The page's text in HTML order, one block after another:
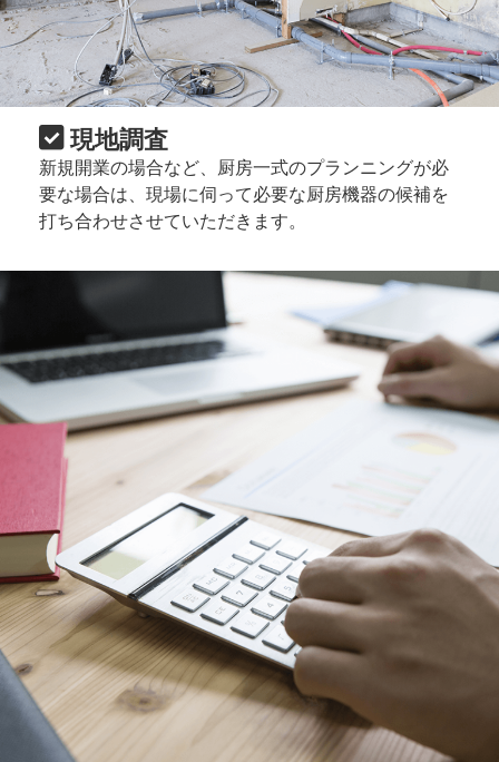
現地調査
新規開業の場合など、厨房一式のプランニングが必
要な場合は、現場に伺って必要な厨房機器の候補を
打ち合わせさせていただきます。